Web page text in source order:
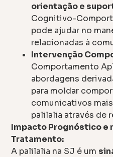
orientação e
Cognitivo-
pode ajudar no
relacionadas à
Intervenção
Comportamento
abordagens
para moldar
comunicativos
palilalia através de
Impacto Prognóstico e
Tratamento:
A palilalia na SJ é um